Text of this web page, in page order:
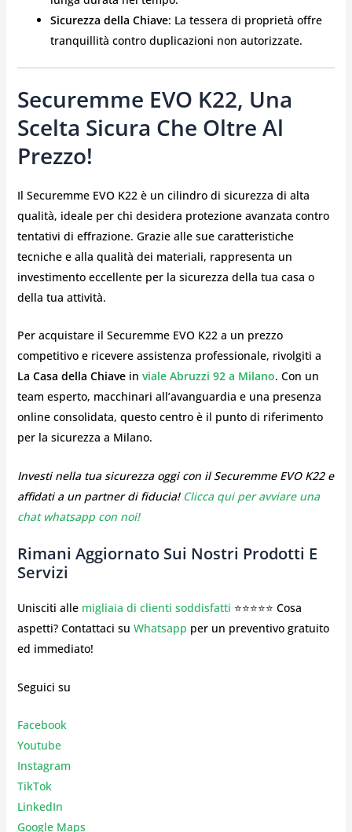
Sicurezza della Chiave: La tessera di proprietà offre
tranquillità contro duplicazioni non autorizzate.
Securemme EVO K22, Una
Scelta Sicura Che Oltre Al
Prezzo!
Il Securemme EVO K22 è un cilindro di sicurezza di alta
qualità, ideale per chi desidera protezione avanzata contro
tentativi di effrazione. Grazie alle sue caratteristiche
tecniche e alla qualità dei materiali, rappresenta un
investimento eccellente per la sicurezza della tua casa o
della tua attività.
Per acquistare il Securemme EVO K22 a un prezzo
competitivo e ricevere assistenza professionale, rivolgiti a
La Casa della Chiavein viale Abruzzi 92 a Milano. Con un
team esperto, macchinari all’avanguardia e una presenza
online consolidata, questo centro è il punto di riferimento
per la sicurezza a Milano.
Investi nella tua sicurezza oggi con il Securemme EVO K22 e
affidati a un partner di fiducia! Clicca qui per avviare una
chat whatsapp con noi!
Rimani Aggiornato Sui Nostri Prodotti E
Servizi
Unisciti alle migliaia di clienti soddisfatti ⭐⭐⭐⭐⭐ Cosa
aspetti? Contattaci su Whatsapp per un preventivo gratuito
ed immediato!
Seguici su
Facebook
Youtube
Instagram
TikTok
LinkedIn
Google Maps